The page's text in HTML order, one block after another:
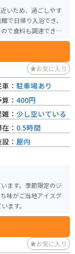
いため、過ごしやす
で日帰り入浴でき、
で食料も調達できま
美しさがあります。
お気に入り
ます。季節限定のジ
味がご当地アイスグ
ます。
： 駐車場あり
： 400円
： 少し空いている
： 0.5時間
： 屋内
お気に入り